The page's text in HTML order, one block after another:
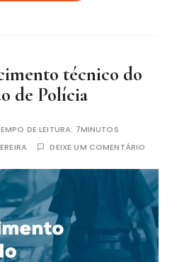
técnico do
de Polícia
DE LEITURA: 7MINUTOS
DEIXE UM COMENTÁRIO